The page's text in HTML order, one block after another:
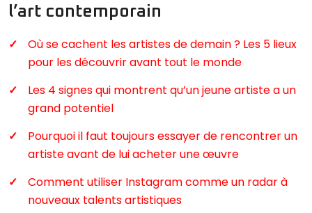
l’art contemporain
Où se cachent les artistes de demain ? Les 5 lieux
pour les découvrir avant tout le monde
Les 4 signes qui montrent qu’un jeune artiste a un
grand potentiel
Pourquoi il faut toujours essayer de rencontrer un
artiste avant de lui acheter une œuvre
Comment utiliser Instagram comme un radar à
nouveaux talents artistiques